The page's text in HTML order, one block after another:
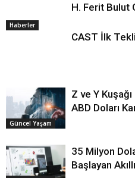
H. Ferit Bulut
Haberler
CAST İlk
Güncel Yaşam
Z ve Y
ABD Doları
35 Milyon
Başlayan